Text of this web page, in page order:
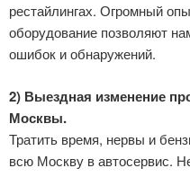
рестайлингах. Огромный
оборудование позволяют
ошибок и обнаружений.
2) Выездная изменение
Москвы.
Тратить время, нервы и
всю Москву в автосервис.